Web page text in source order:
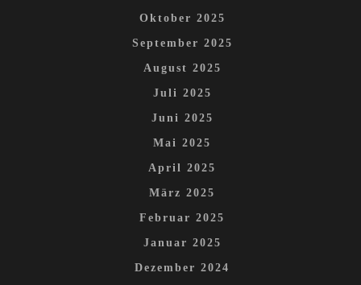
Oktober 2025
September 2025
August 2025
Juli 2025
Juni 2025
Mai 2025
April 2025
März 2025
Februar 2025
Januar 2025
Dezember 2024